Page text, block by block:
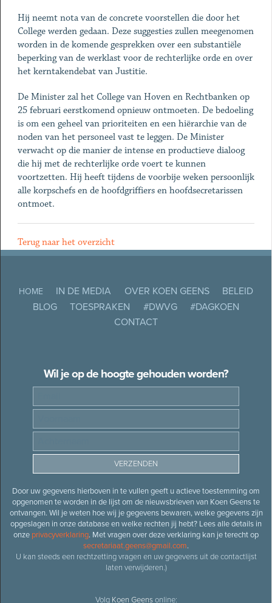
Hij neemt nota van de concrete voorstellen die door het
College werden gedaan. Deze suggesties zullen meegenomen
worden in de komende gesprekken over een substantiële
beperking van de werklast voor de rechterlijke orde en over
het kerntakendebat van Justitie.
De Minister zal het College van Hoven en Rechtbanken op
25 februari eerstkomend opnieuw ontmoeten. De bedoeling
is om een geheel van prioriteiten en een hiërarchie van de
noden van het personeel vast te leggen. De Minister
verwacht op die manier de intense en productieve dialoog
die hij met de rechterlijke orde voert te kunnen
voortzetten. Hij heeft tijdens de voorbije weken persoonlijk
alle korpschefs en de hoofdgriffiers en hoofdsecretarissen
ontmoet.
Terug naar het overzicht
HOME IN DE MEDIA OVER KOEN GEENS
BELEID
BLOG
TOESPRAKEN #DWVG
#DAGKOEN
CONTACT
Wil je op de hoogte gehouden worden?
Door uw gegevens hierboven in te vullen geeft u actieve toestemming om
opgenomen te worden in de lijst om de nieuwsbrieven van Koen Geens te
ontvangen. Wil je weten hoe wij je gegevens bewaren, welke gegevens zijn
opgeslagen in onze database en welke rechten jij hebt? Lees alle details in
onze privacyverklaring. Met vragen over deze verklaring kan je terecht op
secretariaat.geens@gmail.com.
U kan steeds een rechtzetting vragen en uw gegevens uit de contactlijst
laten verwijderen.)
Volg Koen Geensonline: